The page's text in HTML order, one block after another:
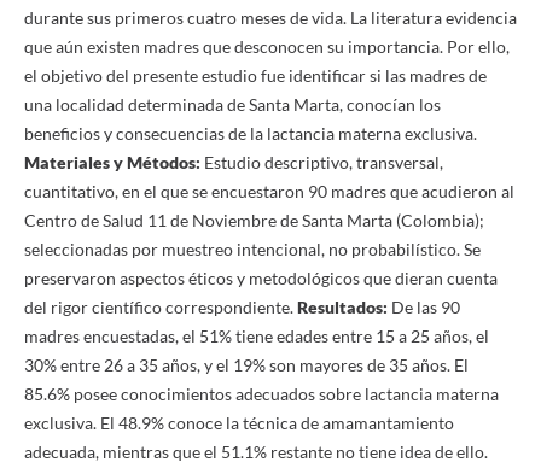
durante sus primeros cuatro meses de vida. La literatura evidencia
que aún existen madres que desconocen su importancia. Por ello,
el objetivo del presente estudio fue identificar si las madres de
una localidad determinada de Santa Marta, conocían los
beneficios y consecuencias de la lactancia materna exclusiva.
Materiales y Métodos: Estudio descriptivo, transversal,
cuantitativo, en el que se encuestaron 90 madres que acudieron al
Centro de Salud 11 de Noviembre de Santa Marta (Colombia);
seleccionadas por muestreo intencional, no probabilístico. Se
preservaron aspectos éticos y metodológicos que dieran cuenta
del rigor científico correspondiente.Resultados: De las 90
madres encuestadas, el 51% tiene edades entre 15 a 25 años, el
30% entre 26 a 35 años, y el 19% son mayores de 35 años. El
85.6% posee conocimientos adecuados sobre lactancia materna
exclusiva. El 48.9% conoce la técnica de amamantamiento
adecuada, mientras que el 51.1% restante no tiene idea de ello.